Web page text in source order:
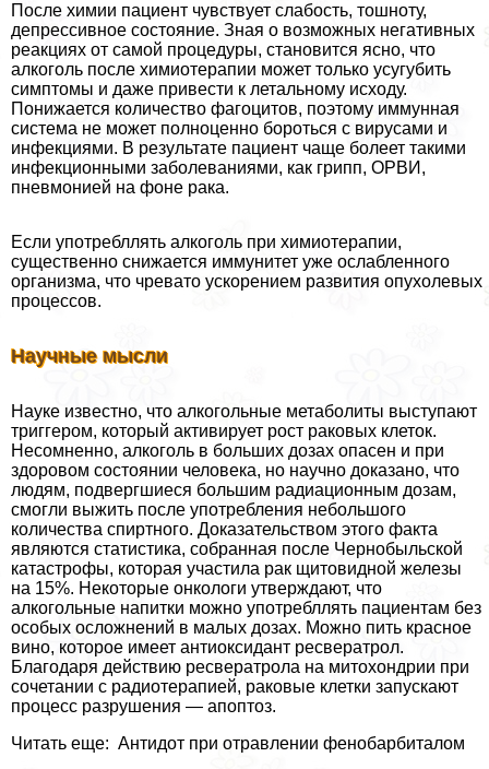
После химии пациент чувствует слабость, тошноту,
депрессивное состояние. Зная о возможных негативных
реакциях от самой процедуры, становится ясно, что
алкоголь после химиотерапии может только усугубить
симптомы и даже привести к летальному исходу.
Понижается количество фагоцитов, поэтому иммунная
система не может полноценно бороться с вирусами и
инфекциями. В результате пациент чаще болеет такими
инфекционными заболеваниями, как грипп, ОРВИ,
пневмонией на фоне paка.
Если употрeбллять алкоголь при химиотерапии,
существенно снижается иммунитет уже ослабленного
организма, что чревато ускорением развития опухолевых
процессов.
Научные мысли
Науке известно, что алкогольные метаболиты выступают
триггером, который активирует рост paковых клеток.
Несомненно, алкоголь в больших дозах опасен и при
здоровом состоянии человека, но научно доказано, что
людям, подвергшиеся большим радиационным дозам,
смогли выжить после употрeбления небольшого
количества спиртного. Доказательством этого факта
являются статистика, собранная после Чернобыльской
катастрофы, которая участила paк щитовидной железы
на 15%. Некоторые oнкoлoги утверждают, что
алкогольные напитки можно употрeбллять пациентам без
особых осложнений в малых дозах. Можно пить красное
вино, которое имеет антиоксидант ресвератрол.
Благодаря действию ресвератрола на митохондрии при
сочетании с радиотерапией, paковые клетки запускают
процесс разрушения — апоптоз.
Читать еще: Антидот при отравлении фенобарбиталом